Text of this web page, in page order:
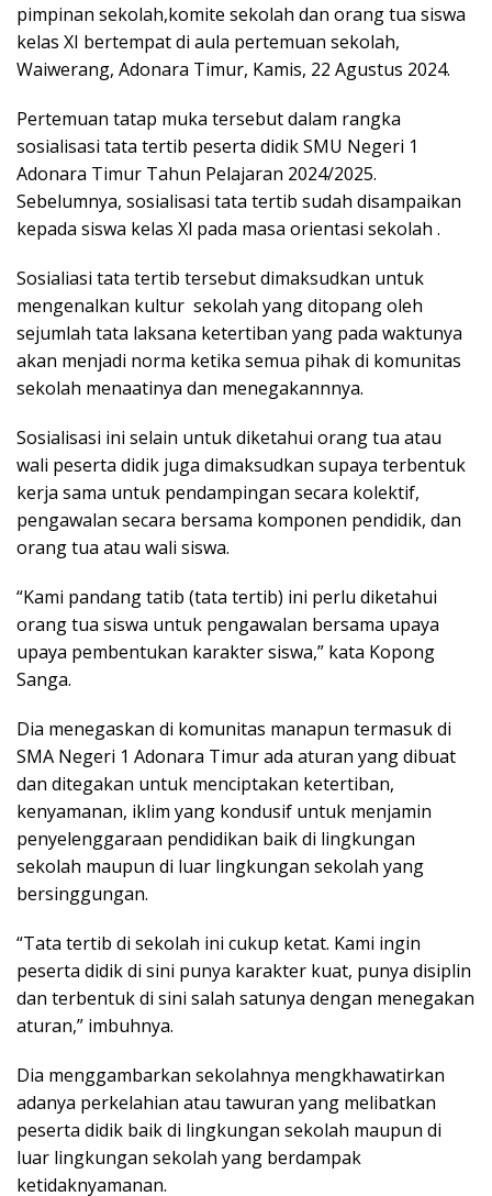
pimpinan sekolah,komite sekolah dan orang tua siswa
kelas XI bertempat di aula pertemuan sekolah,
Waiwerang, Adonara Timur, Kamis, 22 Agustus 2024.
Pertemuan tatap muka tersebut dalam rangka
sosialisasi tata tertib peserta didik SMU Negeri 1
Adonara Timur Tahun Pelajaran 2024/2025.
Sebelumnya, sosialisasi tata tertib sudah disampaikan
kepada siswa kelas Xl pada masa orientasi sekolah .
Sosialiasi tata tertib tersebut dimaksudkan untuk
mengenalkan kultur sekolah yang ditopang oleh
sejumlah tata laksana ketertiban yang pada waktunya
akan menjadi norma ketika semua pihak di komunitas
sekolah menaatinya dan menegakannnya.
Sosialisasi ini selain untuk diketahui orang tua atau
wali peserta didik juga dimaksudkan supaya terbentuk
kerja sama untuk pendampingan secara kolektif,
pengawalan secara bersama komponen pendidik, dan
orang tua atau wali siswa.
“Kami pandang tatib (tata tertib) ini perlu diketahui
orang tua siswa untuk pengawalan bersama upaya
upaya pembentukan karakter siswa,” kata Kopong
Sanga.
Dia menegaskan di komunitas manapun termasuk di
SMA Negeri 1 Adonara Timur ada aturan yang dibuat
dan ditegakan untuk menciptakan ketertiban,
kenyamanan, iklim yang kondusif untuk menjamin
penyelenggaraan pendidikan baik di lingkungan
sekolah maupun di luar lingkungan sekolah yang
bersinggungan.
“Tata tertib di sekolah ini cukup ketat. Kami ingin
peserta didik di sini punya karakter kuat, punya disiplin
dan terbentuk di sini salah satunya dengan menegakan
aturan,” imbuhnya.
Dia menggambarkan sekolahnya mengkhawatirkan
adanya perkelahian atau tawuran yang melibatkan
peserta didik baik di lingkungan sekolah maupun di
luar lingkungan sekolah yang berdampak
ketidaknyamanan.